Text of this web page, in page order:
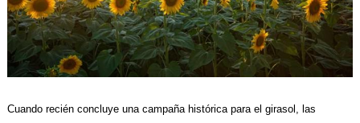
Cuando recién concluye una campaña histórica para el girasol, las